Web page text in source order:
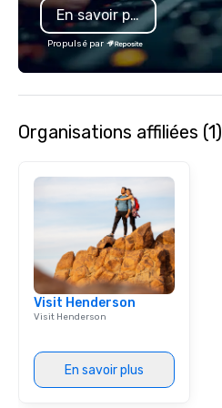
En savoir plus
Propulsé par
Organisations affiliées (1)
Visit Henderson
Visit Henderson
En savoir plus